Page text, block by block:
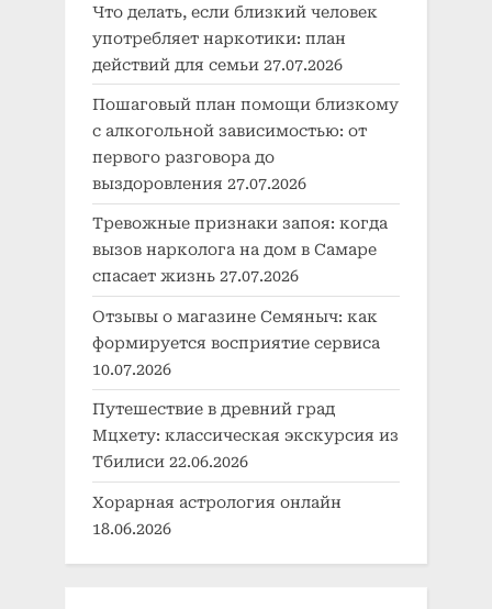
Что делать, если близкий человек
употребляет наркотики: план
действий для семьи 27.07.2026
Пошаговый план помощи близкому
с алкогольной зависимостью: от
первого разговора до
выздоровления 27.07.2026
Тревожные признаки запоя: когда
вызов нарколога на дом в Самаре
спасает жизнь 27.07.2026
Отзывы о магазине Семяныч: как
формируется восприятие сервиса
10.07.2026
Путешествие в древний град
Мцхету: классическая экскурсия из
Тбилиси 22.06.2026
Хорарная астрология онлайн
18.06.2026